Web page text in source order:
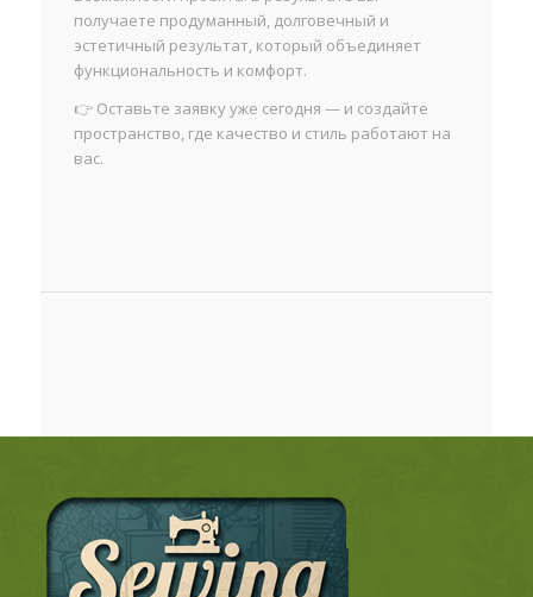
получаете продуманный, долговечный и
эстетичный результат, который объединяет
функциональность и комфорт.
👉 Оставьте заявку уже сегодня — и создайте
пространство, где качество и стиль работают на
вас.